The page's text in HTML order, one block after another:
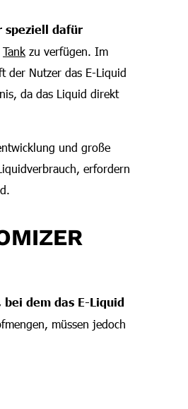
speziell dafür
Tank zu verfügen. Im
der Nutzer das E-Liquid
da das Liquid direkt
und große
erfordern
dem das E-Liquid
müssen jedoch